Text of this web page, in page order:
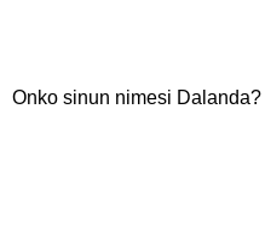
Onko sinun nimesi Dalanda?